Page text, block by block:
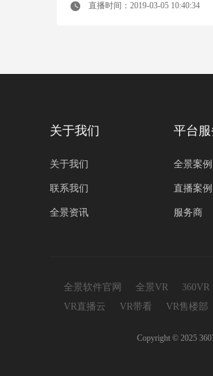
直播时间：2019-03-05 10:40:34
关于我们
关于我们
联系我们
全景资讯
平台服
全景案例
直播案例
服务商
全景软件官网 全景VR 360VR
VR直播云
VR带看 VR售楼部
Copyright © 2025